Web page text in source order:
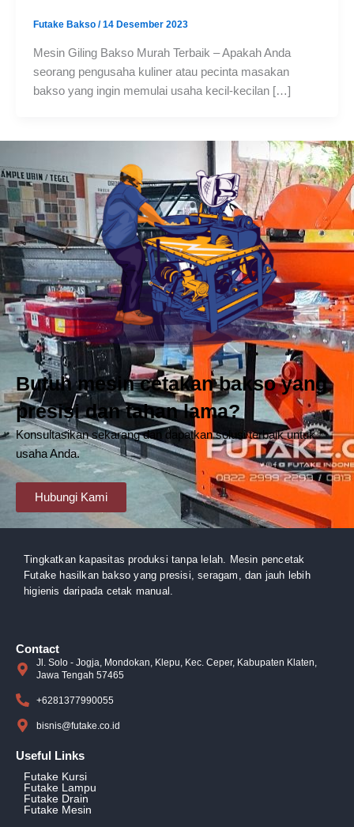
Futake Bakso /14 Desember 2023
Mesin Giling Bakso Murah Terbaik – Apakah Anda
seorang pengusaha kuliner atau pecinta masakan
bakso yang ingin memulai usaha kecil-kecilan […]
Butuh mesin cetakan bakso yang
presisi dan tahan lama?
Konsultasikan sekarang dan dapatkan solusi terbaik untuk
usaha Anda.
Hubungi Kami
Tingkatkan kapasitas produksi tanpa lelah. Mesin pencetak
Futake hasilkan bakso yang presisi, seragam, dan jauh lebih
higienis daripada cetak manual.
Contact
Jl. Solo - Jogja, Mondokan, Klepu, Kec. Ceper, Kabupaten Klaten,
Jawa Tengah 57465
+6281377990055
bisnis@futake.co.id
Useful Links
Futake Kursi
Futake Lampu
Futake Drain
Futake Mesin